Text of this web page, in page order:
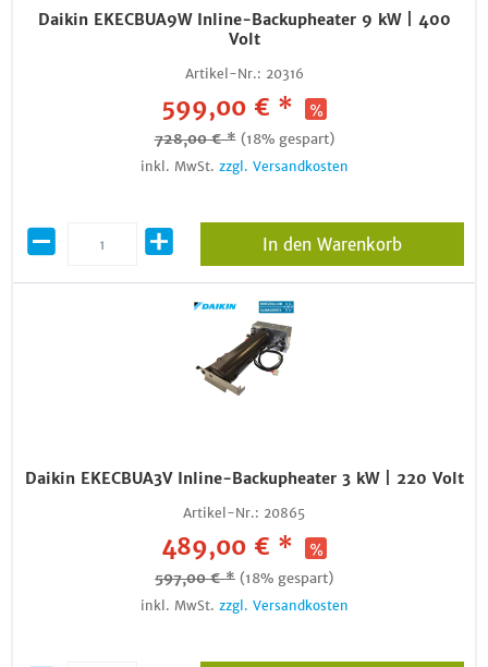
Daikin EKECBUA9W Inline-Backupheater 9 kW | 400
Volt
Artikel-Nr.: 20316
599,00 € *
728,00 € * (18% gespart)
inkl. MwSt. zzgl. Versandkosten
In den Warenkorb
Daikin EKECBUA3V Inline-Backupheater 3 kW | 220 Volt
Artikel-Nr.: 20865
489,00 € *
597,00 € * (18% gespart)
inkl. MwSt. zzgl. Versandkosten